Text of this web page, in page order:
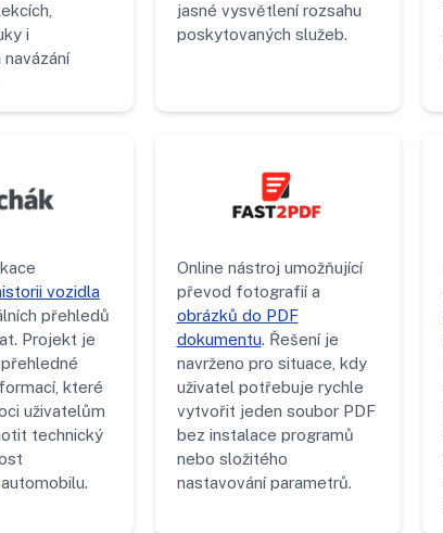
i
jasné vysvětlení rozsahu
poskytovaných služeb.
vozidla
přehledů
Projekt je
které
uživatelům
technický
Online nástroj umožňující
převod fotografií a
obrázků do PDF
dokumentu. Řešení je
navrženo pro situace, kdy
uživatel potřebuje rychle
vytvořit jeden soubor PDF
bez instalace programů
nebo složitého
nastavování parametrů.